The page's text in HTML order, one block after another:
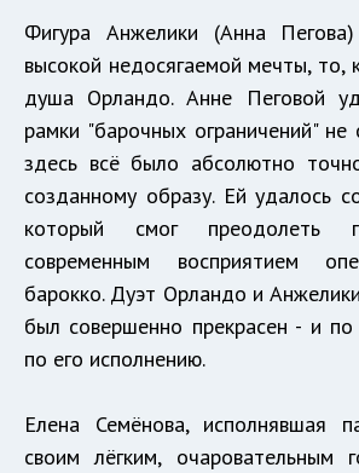
Фигура Анжелики (Анна
высокой недосягаемой мечты, то,
душа Орландо. Анне Пеговой
рамки "барочных ограничений" не
здесь всё было абсолютно
созданному образу. Ей удалось
который смог преодолеть
современным восприятием
барокко. Дуэт Орландо и
был совершенно прекрасен - и
по его исполнению.
Елена Семёнова, исполнявшая
своим лёгким, очаровательным